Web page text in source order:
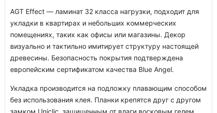
AGT Effect — ламинат 32 класса нагрузки, подходит для
укладки в квартирах и небольших коммерческих
помещениях, таких как офисы или магазины. Декор
визуально и тактильно имитирует структуру настоящей
древесины. Безопасность покрытия подтверждена
европейским сертификатом качества Blue Angel.
Укладка производится на подложку плавающим способом
без использования клея. Планки крепятся друг с другом
замком Uniclic, защищенным от влаги восковым гелем.